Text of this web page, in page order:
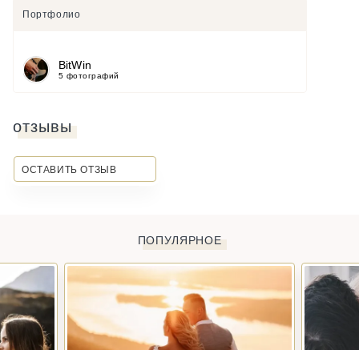
Портфолио
BitWin
5 фотографий
отзывы
ОСТАВИТЬ ОТЗЫВ
ПОПУЛЯРНОЕ